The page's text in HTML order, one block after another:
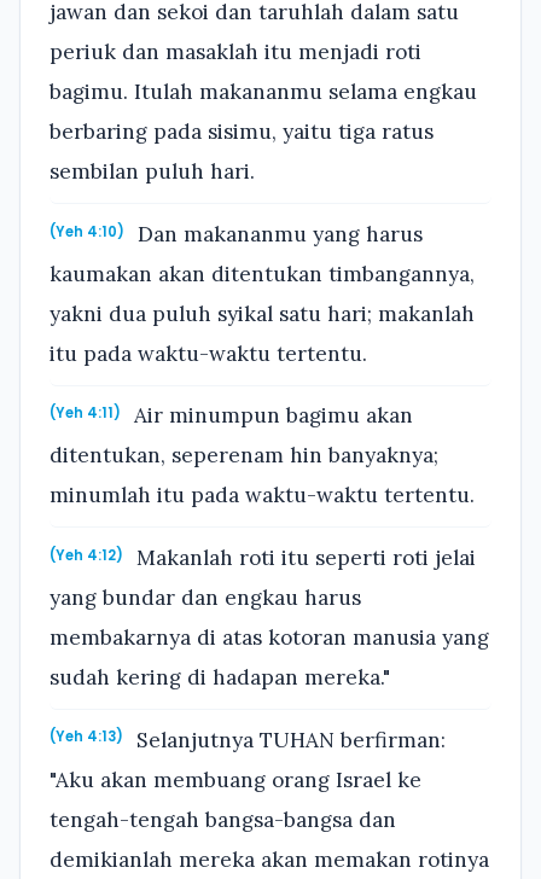
jawan dan sekoi dan taruhlah dalam satu
periuk dan masaklah itu menjadi roti
bagimu. Itulah makananmu selama engkau
berbaring pada sisimu, yaitu tiga ratus
sembilan puluh hari.
(Yeh 4:10)
Dan makananmu yang harus
kaumakan akan ditentukan timbangannya,
yakni dua puluh syikal satu hari; makanlah
itu pada waktu-waktu tertentu.
(Yeh 4:11)
Air minumpun bagimu akan
ditentukan, seperenam hin banyaknya;
minumlah itu pada waktu-waktu tertentu.
(Yeh 4:12)
Makanlah roti itu seperti roti jelai
yang bundar dan engkau harus
membakarnya di atas kotoran manusia yang
sudah kering di hadapan mereka."
(Yeh 4:13)
Selanjutnya TUHAN berfirman:
"Aku akan membuang orang Israel ke
tengah-tengah bangsa-bangsa dan
demikianlah mereka akan memakan rotinya